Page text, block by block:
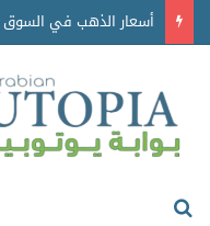
أسعار الذهب في السوق